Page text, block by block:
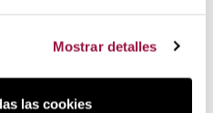
Mostrar detalles
las cookies
en pocos minutostendrás la
problemas si tienes más